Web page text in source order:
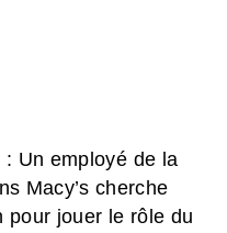
Un employé de la
Macy’s cherche
pour jouer le rôle du